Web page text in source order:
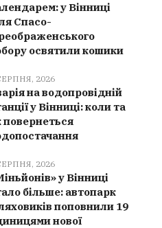
Вінниччини
печива
у Вінниці
Спасо-
освятили кошики
2026
на водопровідній
у Вінниці: коли та
повернеться
2026
у Вінниці
більше: автопарк
поповнили 19
нової